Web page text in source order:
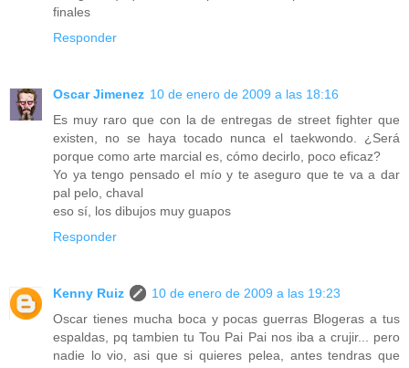
finales
Responder
Oscar Jimenez 10 de enero de 2009 a las 18:16
Es muy raro que con la de entregas de street fighter que
existen, no se haya tocado nunca el taekwondo. ¿Será
porque como arte marcial es, cómo decirlo, poco eficaz?
Yo ya tengo pensado el mío y te aseguro que te va a dar
pal pelo, chaval
eso sí, los dibujos muy guapos
Responder
Kenny Ruiz
10 de enero de 2009 a las 19:23
Oscar tienes mucha boca y pocas guerras Blogeras a tus
espaldas, pq tambien tu Tou Pai Pai nos iba a crujir... pero
nadie lo vio, asi que si quieres pelea, antes tendras que